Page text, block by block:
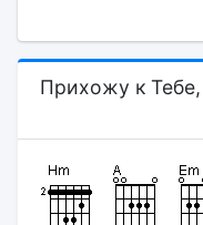
Прихожу к